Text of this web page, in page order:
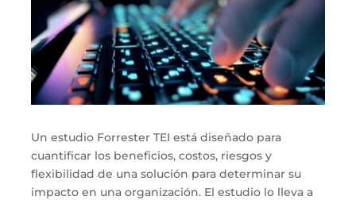
Un estudio Forrester TEI está diseñado para
cuantificar los beneficios, costos, riesgos y
flexibilidad de una solución para determinar su
impacto en una organización. El estudio lo lleva a